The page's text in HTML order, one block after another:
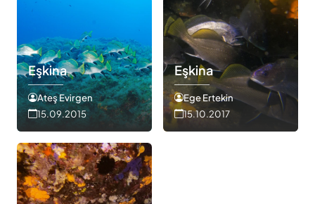
Eşkina
Ateş Evirgen
15.09.2015
Eşkina
Ege Ertekin
15.10.2017